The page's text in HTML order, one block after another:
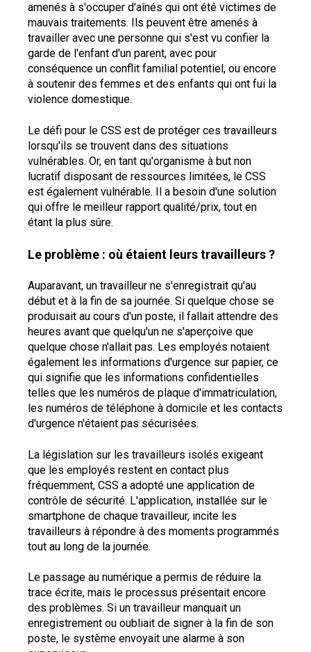
amenés à s'occuper d'aînés qui ont été victimes de
mauvais traitements. Ils peuvent être amenés à
travailler avec une personne qui s'est vu confier la
garde de l'enfant d'un parent, avec pour
conséquence un conflit familial potentiel, ou encore
à soutenir des femmes et des enfants qui ont fui la
violence domestique.
Le défi pour le CSS est de protéger ces travailleurs
lorsqu'ils se trouvent dans des situations
vulnérables. Or, en tant qu'organisme à but non
lucratif disposant de ressources limitées, le CSS
est également vulnérable. Il a besoin d'une solution
qui offre le meilleur rapport qualité/prix, tout en
étant la plus sûre.
Le problème : où étaient leurs travailleurs ?
Auparavant, un travailleur ne s'enregistrait qu'au
début et à la fin de sa journée. Si quelque chose se
produisait au cours d'un poste, il fallait attendre des
heures avant que quelqu'un ne s'aperçoive que
quelque chose n'allait pas. Les employés notaient
également les informations d'urgence sur papier, ce
qui signifie que les informations confidentielles
telles que les numéros de plaque d'immatriculation,
les numéros de téléphone à domicile et les contacts
d'urgence n'étaient pas sécurisées.
La législation sur les travailleurs isolés exigeant
que les employés restent en contact plus
fréquemment, CSS a adopté une application de
contrôle de sécurité. L'application, installée sur le
smartphone de chaque travailleur, incite les
travailleurs à répondre à des moments programmés
tout au long de la journée.
Le passage au numérique a permis de réduire la
trace écrite, mais le processus présentait encore
des problèmes. Si un travailleur manquait un
enregistrement ou oubliait de signer à la fin de son
poste, le système envoyait une alarme à son